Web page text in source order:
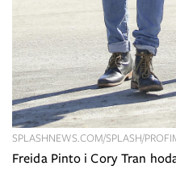
Freida Pinto i Cory Tran
SPLASHNEWS.COM/SPLASH/